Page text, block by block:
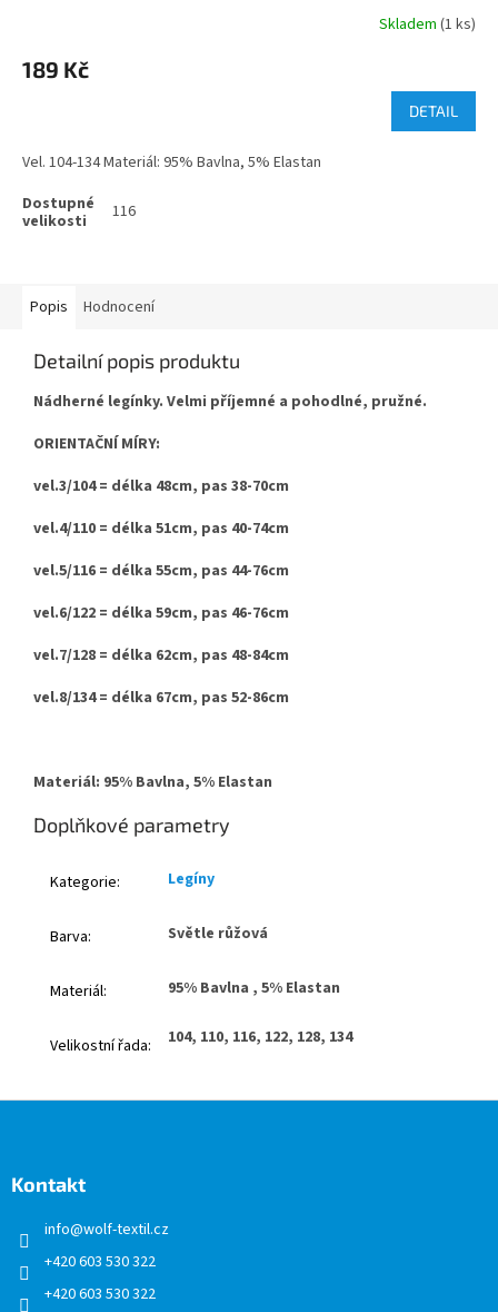
Skladem (1 ks)
189 Kč
DETAIL
Vel. 104-134 Materiál: 95% Bavlna, 5% Elastan
116
Popis Hodnocení
Detailní popis produktu
Nádherné legínky. Velmi příjemné a pohodlné, pružné.
ORIENTAČNÍ MÍRY:
vel.3/104 = délka 48cm, pas 38-70cm
vel.4/110 = délka 51cm, pas 40-74cm
vel.5/116 = délka 55cm, pas 44-76cm
vel.6/122 = délka 59cm, pas 46-76cm
vel.7/128 = délka 62cm, pas 48-84cm
vel.8/134 = délka 67cm, pas 52-86cm
Materiál: 95% Bavlna, 5% Elastan
Doplňkové parametry
Kategorie: Legíny
Barva: Světle růžová
Materiál: 95% Bavlna , 5% Elastan
Velikostní řada: 104, 110, 116, 122, 128, 134
Kontakt
info@wolf-textil.cz
+420 603 530 322
+420 603 530 322